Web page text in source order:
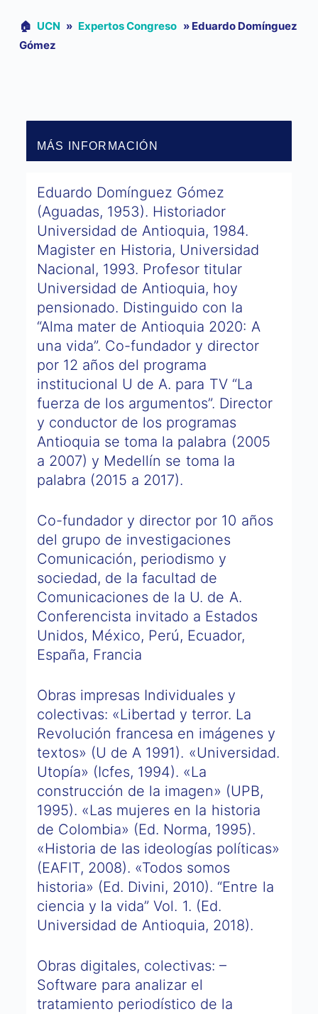
🏠︎ UCN » Expertos Congreso » Eduardo Domínguez
Gómez
MÁS INFORMACIÓN
Eduardo Domínguez Gómez
(Aguadas, 1953). Historiador
Universidad de Antioquia, 1984.
Magister en Historia, Universidad
Nacional, 1993. Profesor titular
Universidad de Antioquia, hoy
pensionado. Distinguido con la
“Alma mater de Antioquia 2020: A
una vida”. Co-fundador y director
por 12 años del programa
institucional U de A. para TV “La
fuerza de los argumentos”. Director
y conductor de los programas
Antioquia se toma la palabra (2005
a 2007) y Medellín se toma la
palabra (2015 a 2017).
Co-fundador y director por 10 años
del grupo de investigaciones
Comunicación, periodismo y
sociedad, de la facultad de
Comunicaciones de la U. de A.
Conferencista invitado a Estados
Unidos, México, Perú, Ecuador,
España, Francia
Obras impresas Individuales y
colectivas: «Libertad y terror. La
Revolución francesa en imágenes y
textos» (U de A 1991). «Universidad.
Utopía» (Icfes, 1994). «La
construcción de la imagen» (UPB,
1995). «Las mujeres en la historia
de Colombia» (Ed. Norma, 1995).
«Historia de las ideologías políticas»
(EAFIT, 2008). «Todos somos
historia» (Ed. Divini, 2010). “Entre la
ciencia y la vida” Vol. 1. (Ed.
Universidad de Antioquia, 2018).
Obras digitales, colectivas: –
Software para analizar el
tratamiento periodístico de la